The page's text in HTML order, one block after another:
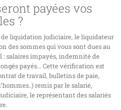
payées vos
?
de liquidation judiciaire, le liquidateur
des sommes qui vous sont dues au
salaires impayés, indemnité de
payés... Cette vérification est
de travail, bulletins de paie,
remis par le salarié,
le représentant des salariés